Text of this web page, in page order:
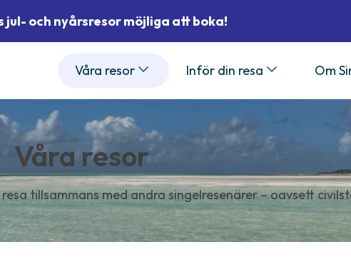
jul- och nyårsresor möjliga att boka!
Våra resor Inför din resa Om
Våra resor
tillsammans med andra singelresenärer – oavsett